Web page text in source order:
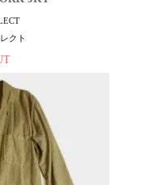
クト